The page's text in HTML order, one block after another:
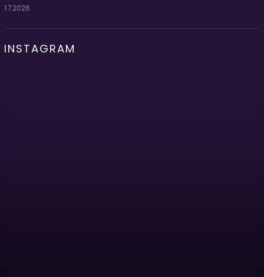
1.7.2026
INSTAGRAM